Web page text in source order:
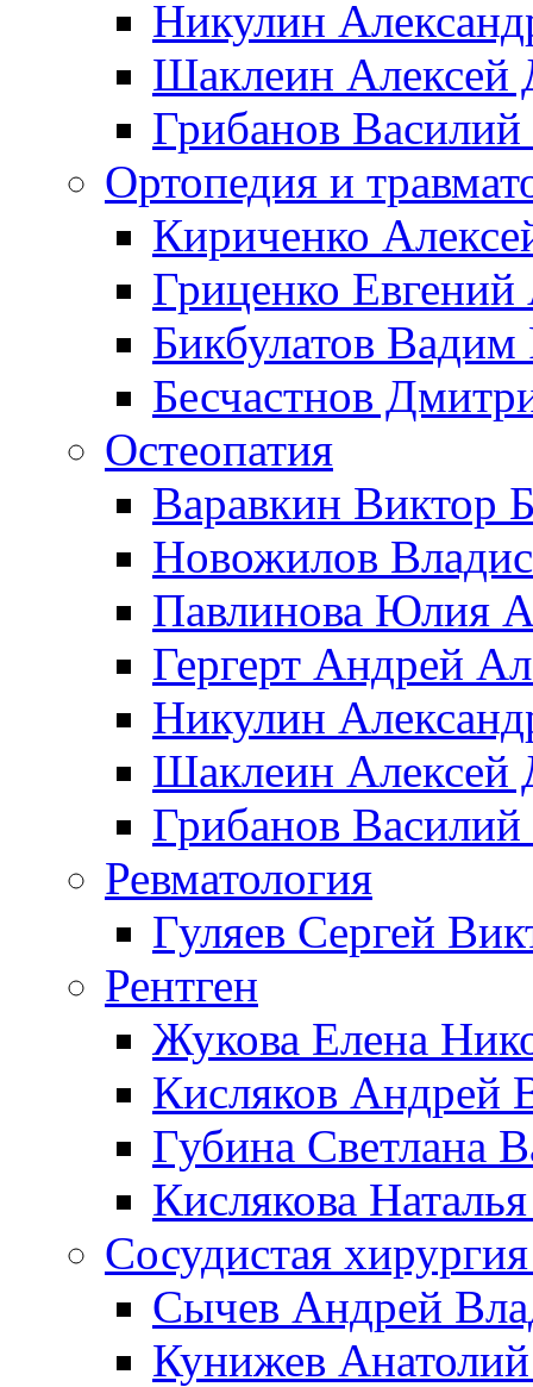
Никулин
Шаклеин Алексей
Грибанов Василий
Ортопедия и
Кириченко
Гриценко Евгений
Бикбулатов Вадим
Бесчастнов
Остеопатия
Варавкин Виктор
Новожилов
Павлинова Юлия
Гергерт Андрей
Никулин
Шаклеин Алексей
Грибанов Василий
Ревматология
Гуляев Сергей
Рентген
Жукова Елена
Кисляков Андрей
Губина Светлана
Кислякова
Сосудистая
Сычев Андрей
Кунижев